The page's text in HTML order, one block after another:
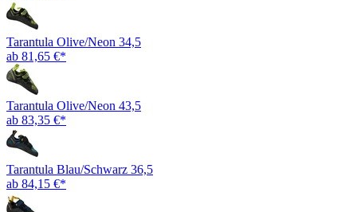
Tarantula Olive/Neon 34,5
ab 81,65 €*
Tarantula Olive/Neon 43,5
ab 83,35 €*
Tarantula Blau/Schwarz 36,5
ab 84,15 €*